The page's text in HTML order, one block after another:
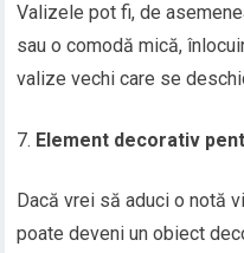
Valizele pot fi, de
sau o comodă mică,
valize vechi care se
Element decorativ
Dacă vrei să aduci o notă
poate deveni un obiect